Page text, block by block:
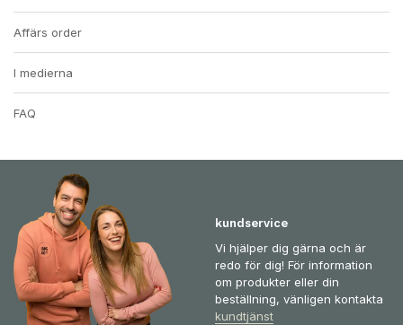
Affärs order
I medierna
FAQ
kundservice
Vi hjälper dig gärna och är
redo för dig! För information
om produkter eller din
beställning, vänligen kontakta
kundtjänst